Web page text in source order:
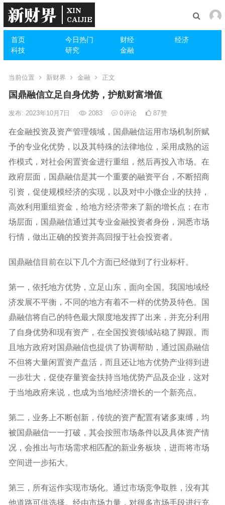
首页 今日热门 财经
经济
科技
研究 金融
当前位置 新财界 金融 正文
国鼎融信立足自身优势，护航财富增值
发布: 2023年10月7日 2083 0评论 87赞
在金融投资及资产管理领域，国鼎融信运用市场机制所赋
予的专业化优势，以及其特殊的法律地位，采用成熟的运
作模式，对社会闲置资金进行重组，然后再投入市场。在
政府层面，国鼎融信是其一个重要的融资平台，不断招商
引资，促使规模经济的实现，以及对中小微企业的扶持，
高效利用重组资金，给地方经济带来了新的增长点；在市
场层面，国鼎融信通过其专业金融投资者身份，洞悉市场
行情，做出正确的投资并高回报于社会投资者。
国鼎融信目前在以下几个方面已经做到了行业标杆。
第一，依托地方优势，立足山东，面向全国。我国地域经
济发展不平衡，不同的地方有着不一样的优势及特色。国
鼎融信将自己的特色最大限度地发挥了出来，并充分利用
了自身优势和现有资产，在全国投资领域站稳了脚跟。而
且地方政府对国鼎融信也提供了协调帮助，通过国鼎融信
不但将大量闲置资产盘活，而且还让地方优势产业得到进
一步壮大，促使存量资金扶持当地优势产品及企业，这对
于当地政府来说，也成为当地经济增长的一个新亮点。
第二，业务上不断创新，传统的资产配置有诸多束缚，均
被国鼎融信一一打破，其会按照市场条件以及具体资产情
况，会推出与市场需求相匹配的新业务板块，进而将市场
空间进一步拓大。
第三，所有运作实现市场化。通过市场竞争取胜，没有其
他道路可供选择。经由市场力量，对很多市场手段进行充